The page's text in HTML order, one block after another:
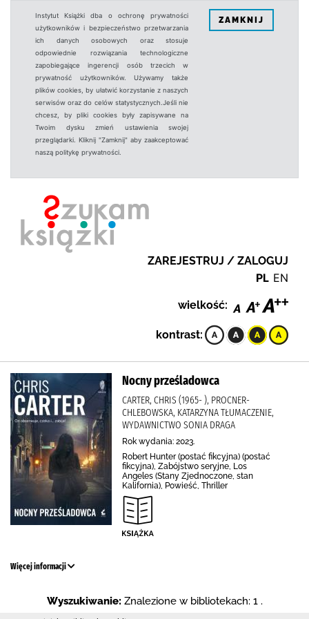
Instytut Książki dba o ochronę prywatności
użytkowników i bezpieczeństwo przetwarzania
ich danych osobowych oraz stosuje
odpowiednie rozwiązania technologiczne
zapobiegające ingerencji osób trzecich w
prywatność użytkowników. Używamy także
plików cookies, by ułatwić korzystanie z naszych
serwisów oraz do celów statystycznych.Jeśli nie
chcesz, by pliki cookies były zapisywane na
Twoim dysku zmień ustawienia swojej
przeglądarki. Kliknij "Zamknij" aby zaakceptować
naszą politykę prywatności.
ZAMKNIJ
ZAREJESTRUJ / ZALOGUJ
PL EN
wielkość:
kontrast:
Nocny prześladowca
CARTER, CHRIS (1965- ), PROCNER-
CHLEBOWSKA, KATARZYNA TŁUMACZENIE,
WYDAWNICTWO SONIA DRAGA
Rok wydania: 2023.
Robert Hunter (postać fikcyjna) (postać
fikcyjna), Zabójstwo seryjne, Los
Angeles (Stany Zjednoczone, stan
Kalifornia), Powieść, Thriller
Więcej informacji
Wyszukiwanie: Znalezione w bibliotekach: 1 .